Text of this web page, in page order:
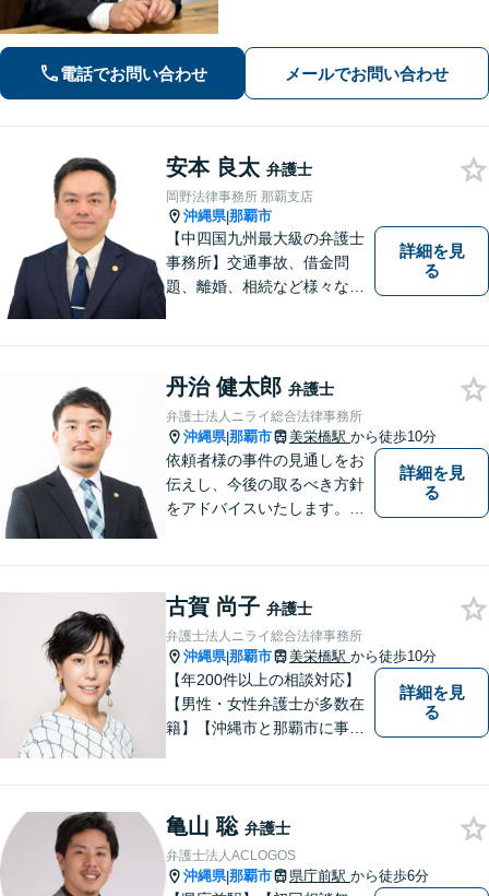
多数【バス停「天久」2分】
電話でお問い合わせ メールでお問い合わせ
安本 良太 弁護士
岡野法律事務所 那覇支店
沖縄県|那覇市
【中四国九州最大級の弁護士
事務所】交通事故、借金問
題、離婚、相続など様々な問
い！
詳細を見
る
丹治 健太郎 弁護士
弁護士法人ニライ総合法律事務所
沖縄県|那覇市 美栄橋駅 から徒歩10分
依頼者様の事件の見通しをお
伝えし、今後の取るべき方針
をアドバイスいたします。徹
詳細を見
る
古賀 尚子 弁護士
弁護士法人ニライ総合法律事務所
沖縄県|那覇市 美栄橋駅 から徒歩10分
【年200件以上の相談対応】
【男性・女性弁護士が多数在
籍】【沖縄市と那覇市に事務
らではの習慣」を熟知した弁
護士が多数在籍。
詳細を見
る
亀山 聡 弁護士
弁護士法人ACLOGOS
沖縄県|那覇市 県庁前駅 から徒歩6分